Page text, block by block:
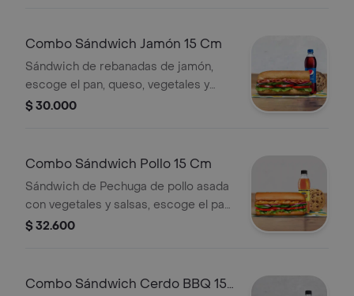
Combo Sándwich Jamón 15 Cm
Sándwich de rebanadas de jamón,
escoge el pan, queso, vegetales y
salsas que prefieras + Bebida Pet
$ 30.000
Combo Sándwich Pollo 15 Cm
Sándwich de Pechuga de pollo asada
con vegetales y salsas, escoge el pan,
queso, vegetales y salsas que
$ 32.600
Combo Sándwich Cerdo BBQ 15